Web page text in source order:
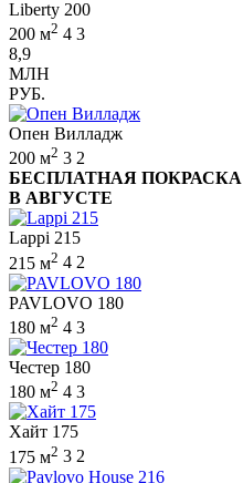
Liberty 200
200 м2 4 3
8,9
МЛН
РУБ.
Опен Вилладж
200 м2 3 2
БЕСПЛАТНАЯ ПОКРАСКА
В АВГУСТЕ
Lappi 215
215 м2 4 2
PAVLOVO 180
180 м2 4 3
Честер 180
180 м2 4 3
Хайт 175
175 м2 3 2